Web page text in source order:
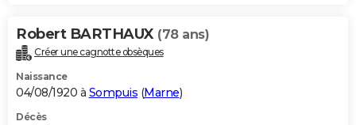
Robert BARTHAUX (78 ans)
Créer une cagnotte obsèques
Naissance
04/08/1920 à Sompuis (Marne)
Décès